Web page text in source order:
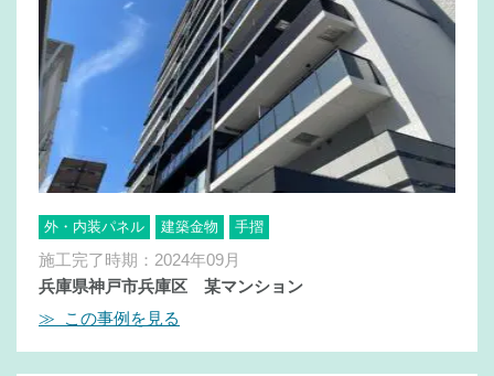
外・内装パネル 建築金物 手摺
施工完了時期：2024年09月
兵庫県神戸市兵庫区 某マンション
≫ この事例を見る